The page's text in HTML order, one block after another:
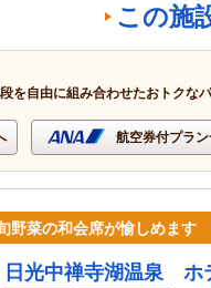
この施
を自由に組み合わせたおトクな
航空券付プラ
野菜の和会席が愉しめます
日光中禅寺湖温泉